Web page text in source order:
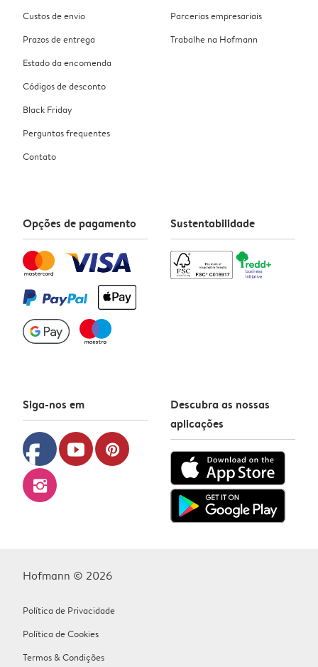
Custos de envio
Prazos de entrega
Estado da encomenda
Códigos de desconto
Black Friday
Perguntas frequentes
Contato
Parcerias empresariais
Trabalhe na Hofmann
Opções de pagamento Sustentabilidade
Siga-nos em
facebook youtube pinterest
instagram
Descubra as nossas
aplicações
Hofmann © 2026
Política de Privacidade
Política de Cookies
Termos & Condições